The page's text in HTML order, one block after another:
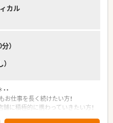
カル
）
・
仕事を長く続けたい方！
に積極的に携わっていきたい方！